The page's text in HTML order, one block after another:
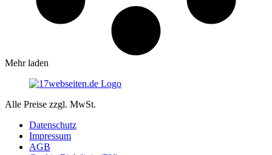
Mehr laden
Alle Preise zzgl. MwSt.
Datenschutz
Impressum
AGB